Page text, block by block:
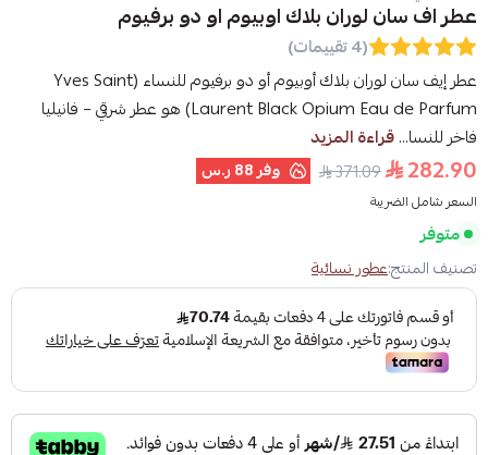
عطر اف سان لوران بلاك اوبيوم او دو برفيوم
(4 تقييمات)
عطر إيف سان لوران بلاك أوبيوم أو دو برفيوم للنساء (Yves Saint
Laurent Black Opium Eau de Parfum) هو عطر شرقي – فانيليا
فاخر للنسا...قراءة المزيد
282.90
371.09 وفر88 ر.س
السعر شامل الضريبة
متوفر
تصنيف المنتج:عطور نسائية